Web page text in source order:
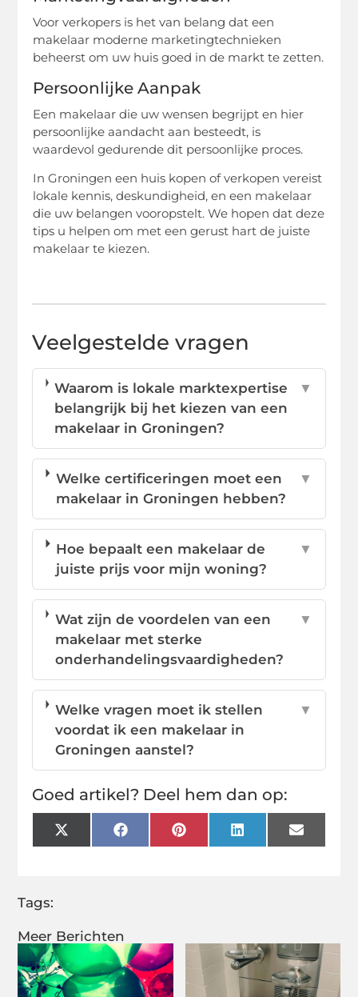
Meer Berichten
Voor verkopers is het van belang dat een
makelaar moderne marketingtechnieken
beheerst om uw huis goed in de markt te zetten.
Persoonlijke Aanpak
Een makelaar die uw wensen begrijpt en hier
persoonlijke aandacht aan besteedt, is
waardevol gedurende dit persoonlijke proces.
In Groningen een huis kopen of verkopen vereist
lokale kennis, deskundigheid, en een makelaar
die uw belangen vooropstelt. We hopen dat deze
tips u helpen om met een gerust hart de juiste
makelaar te kiezen.
Veelgestelde vragen
Waarom is lokale marktexpertise
belangrijk bij het kiezen van een
makelaar in Groningen?
▼
Welke certificeringen moet een
makelaar in Groningen hebben?
▼
Hoe bepaalt een makelaar de
juiste prijs voor mijn woning?
▼
Wat zijn de voordelen van een
makelaar met sterke
onderhandelingsvaardigheden?
▼
Welke vragen moet ik stellen
voordat ik een makelaar in
Groningen aanstel?
▼
Goed artikel? Deel hem dan op:
X
(Twitter)
FacebookPinterestLinkedInEmail
Tags: